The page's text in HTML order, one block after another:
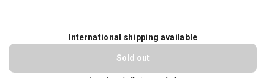
International shipping available
Sold out